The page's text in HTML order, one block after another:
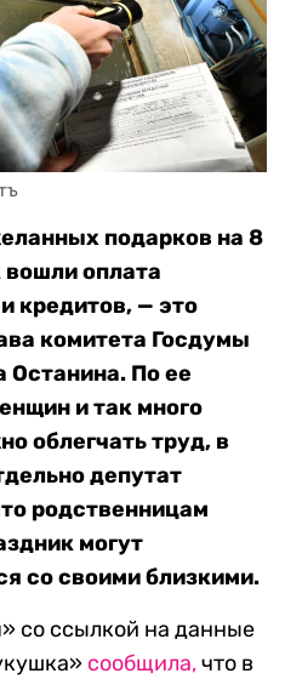
подарков на 8
оплата
кредитов, — это
комитета Госдумы
Останина. По ее
и так много
облегчать труд, в
депутат
родственницам
могут
со своими близкими.
со ссылкой на данные
сообщила,что в